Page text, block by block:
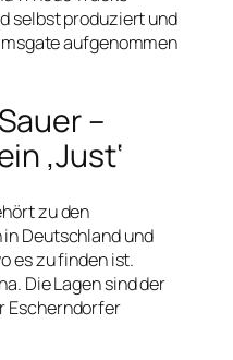
selbst produziert und
aufgenommen
–
‚Just‘
zu den
Deutschland und
es zu finden ist.
Die Lagen sind der
Escherndorfer